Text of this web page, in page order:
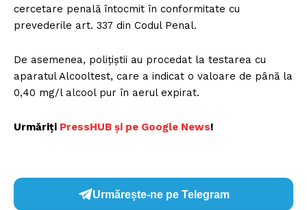
cercetare penală întocmit în conformitate cu
prevederile art. 337 din Codul Penal.
De asemenea, polițiștii au procedat la testarea cu
aparatul Alcooltest, care a indicat o valoare de până la
0,40 mg/l alcool pur în aerul expirat.
Urmăriți PressHUB și pe Google News!
Urmărește-ne pe Telegram